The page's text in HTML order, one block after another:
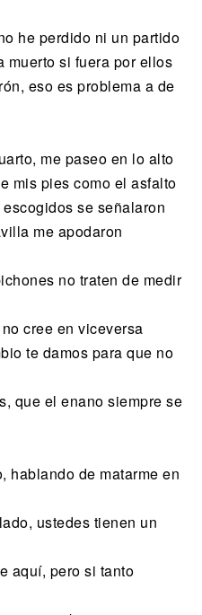
he perdido ni un partido
muerto si fuera por ellos
eso es problema a de
me paseo en lo alto
mis pies como el asfalto
se señalaron
me apodaron
no traten de medir
cree en viceversa
te damos para que no
que el enano siempre se
hablando de matarme en
ustedes tienen un
aquí, pero si tanto